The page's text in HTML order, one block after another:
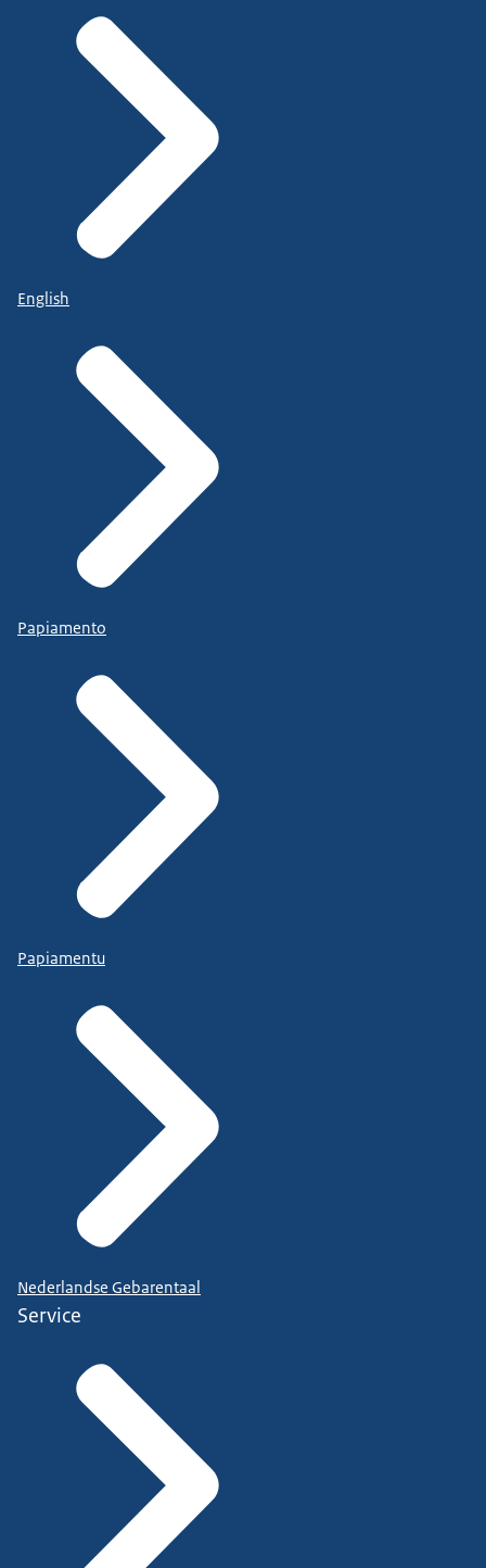
Toolbox Mediaopvoeding
professionals en ouders in het mediawijs maken van
hun kind. Met bijvoorbeeld een quiz waarin
professionals hun kennis kunnen testen en
verbeteren.
De Rijksoverheid ondersteunt het
Netwerk Mediawijsheid
mediawijsheid onder alle Nederlanders door daar
voorlichting over te geven. Zo leren ze iedereen
bewust met media om te gaan. Het programma
besteedt extra aandacht aan jongeren. Bijvoorbeeld
Deze wet stelt onder meer dat online platforms
verplicht leeftijdscontroles moeten uitvoeren
ze minderjarigen geen advertenties mogen laten zien
die gebaseerd zijn op hun profiel. Ook stelt de DSA
snel mogelijk verwijderd worden.
Mediawet
videoplatforms en sociale media. Zo bepaalt de
influencers.
Hiernaast zijn de voorbereidingen gestart voor de
Digital Fairness Act. In deze Europese verordening
worden onder anderen regels opgenomen voor
schadelijke algoritmen en misleidend ontwerp.
English
Papiamento
Papiamentu
Nederlandse Gebarentaal
Service